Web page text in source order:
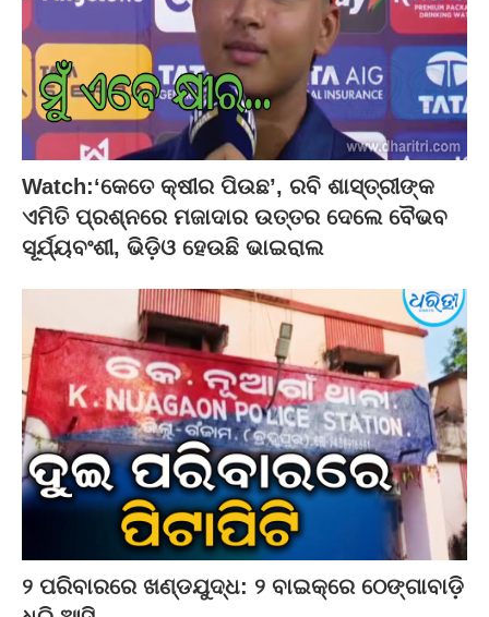
Watch:‘କେତେ କ୍ଷୀର ପିଉଛ’, ରବି ଶାସ୍ତ୍ରୀଙ୍କ
ଏମିତି ପ୍ରଶ୍ନରେ ମଜାଦାର ଉତ୍ତର ଦେଲେ ବୈଭବ
ସୂର୍ଯ୍ୟବଂଶୀ, ଭିଡ଼ିଓ ହେଉଛି ଭାଇରାଲ
୨ ପରିବାରରେ ଖଣ୍ଡଯୁଦ୍ଧ: ୨ ବାଇକ୍‌ରେ ଠେଙ୍ଗାବାଡ଼ି